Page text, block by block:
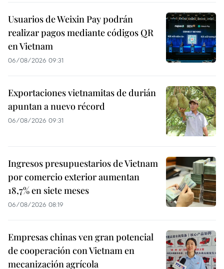
Usuarios de Weixin Pay podrán
realizar pagos mediante códigos QR
en Vietnam
06/08/2026 09:31
Exportaciones vietnamitas de durián
apuntan a nuevo récord
06/08/2026 09:31
Ingresos presupuestarios de Vietnam
por comercio exterior aumentan
18,7% en siete meses
06/08/2026 08:19
Empresas chinas ven gran potencial
de cooperación con Vietnam en
mecanización agrícola